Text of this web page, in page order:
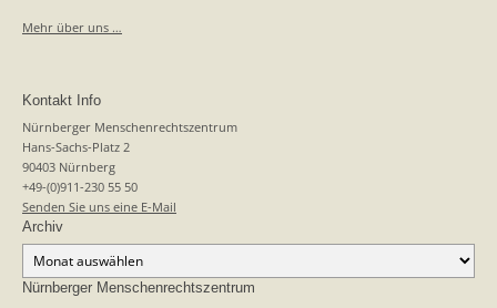
Mehr über uns …
Kontakt Info
Nürnberger Menschenrechtszentrum
Hans-Sachs-Platz 2
90403 Nürnberg
+49-(0)911-230 55 50
Senden Sie uns eine E-Mail
Archiv
Nürnberger Menschenrechtszentrum